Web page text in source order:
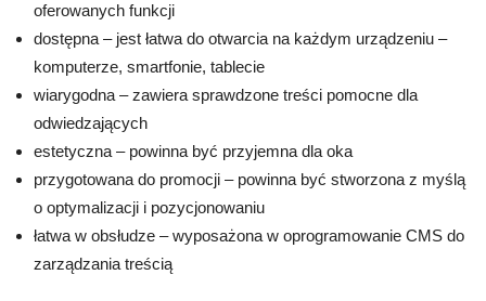
oferowanych funkcji
dostępna – jest łatwa do otwarcia na każdym urządzeniu –
komputerze, smartfonie, tablecie
wiarygodna – zawiera sprawdzone treści pomocne dla
odwiedzających
estetyczna – powinna być przyjemna dla oka
przygotowana do promocji – powinna być stworzona z myślą
o optymalizacji i pozycjonowaniu
łatwa w obsłudze – wyposażona w oprogramowanie CMS do
zarządzania treścią